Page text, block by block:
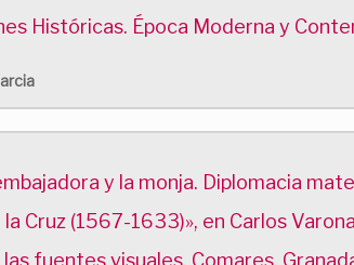
Históricas. Época Moderna y
y la monja. Diplomacia
Cruz (1567-1633)», en Carlos
fuentes visuales, Comares,